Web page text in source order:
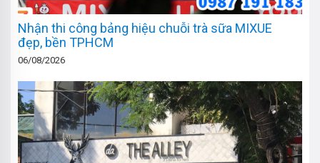
Nhận thi công bảng hiệu chuỗi trà sữa MIXUE
đẹp, bền TPHCM
06/08/2026